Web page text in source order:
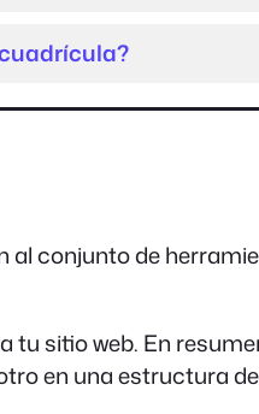
conjunto de
sitio web. En
en una estructura